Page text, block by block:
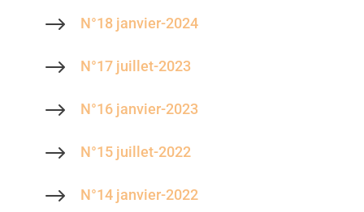
$ N°18 janvier-2024
$ N°17 juillet-2023
$ N°16 janvier-2023
$ N°15 juillet-2022
$ N°14 janvier-2022